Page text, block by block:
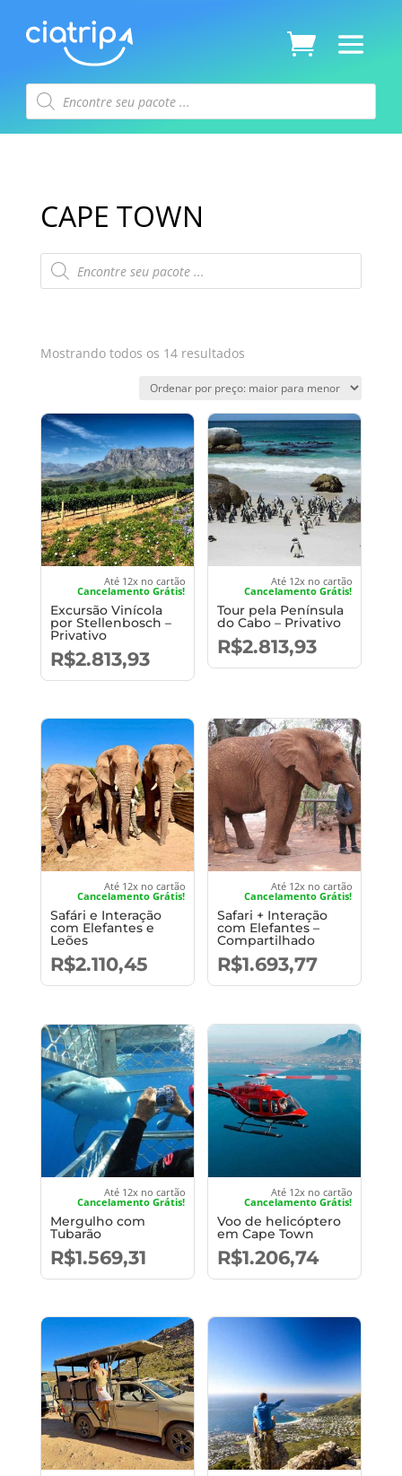
Pesquisar
produtos
CAPE TOWN
Pesquisar
produtos
Mostrando todos os 14 resultadosClassificado
preço:
alto
para
baixo
Até 12x no cartão
Cancelamento Grátis!
Excursão Vinícola
por Stellenbosch –
Privativo
R$2.813,93
Até 12x no cartão
Cancelamento Grátis!
Tour pela Península
do Cabo – Privativo
R$2.813,93
Até 12x no cartão
Cancelamento Grátis!
Safári e Interação
com Elefantes e
Leões
R$2.110,45
Até 12x no cartão
Cancelamento Grátis!
Safari + Interação
com Elefantes –
Compartilhado
R$1.693,77
Até 12x no cartão
Cancelamento Grátis!
Mergulho com
Tubarão
R$1.569,31
Até 12x no cartão
Cancelamento Grátis!
Voo de helicóptero
em Cape Town
R$1.206,74